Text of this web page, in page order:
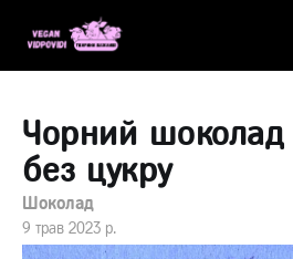
Чорний
без цукру
Шоколад
9 трав 2023 р.